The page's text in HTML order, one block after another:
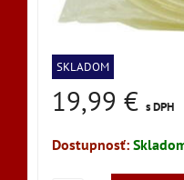
SKLADOM
19,99 € s DPH
Dostupnosť: